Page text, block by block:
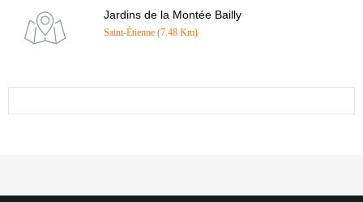
Jardins de la Montée Bailly
Saint-Étienne (7.48 Km)